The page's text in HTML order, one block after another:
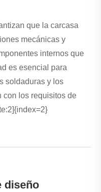
que la carcasa
mecánicas y
internos que
es esencial para
soldaduras y los
con los requisitos de
diseño